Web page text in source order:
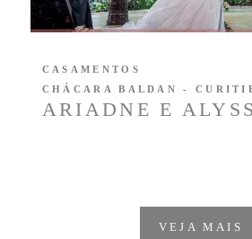
ARIADNE E
CASAMENTOS
CHÁCARA BALDAN -
VEJA MAIS